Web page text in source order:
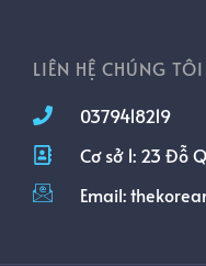
LIÊN HỆ CHÚNG TÔI
0379418219
Cơ sở 1: 23 Đỗ
Email: